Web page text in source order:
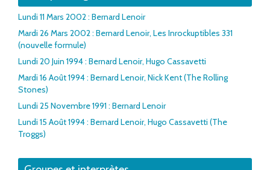
Lundi 11 Mars 2002 : Bernard Lenoir
Mardi 26 Mars 2002 : Bernard Lenoir, Les Inrockuptibles 331
(nouvelle formule)
Lundi 20 Juin 1994 : Bernard Lenoir, Hugo Cassavetti
Mardi 16 Août 1994 : Bernard Lenoir, Nick Kent (The Rolling
Stones)
Lundi 25 Novembre 1991 : Bernard Lenoir
Lundi 15 Août 1994 : Bernard Lenoir, Hugo Cassavetti (The
Troggs)